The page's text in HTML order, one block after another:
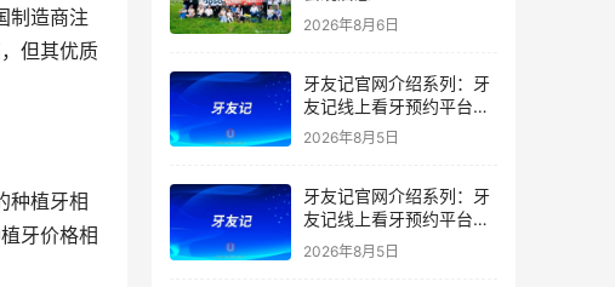
但其优质
牙价格相
2026年8月6日
牙友记官网介绍系列：牙
友记线上看牙预约平台是
干什么的？靠谱吗？
2026年8月5日
牙友记官网介绍系列：牙
友记线上看牙预约平台让
看牙不再靠运气
2026年8月5日